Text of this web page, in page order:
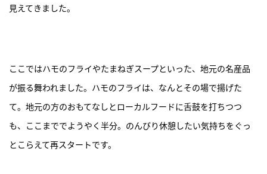
見えてきました。
ここではハモのフライやたまねぎスープといった、地元の名産品
が振る舞われました。ハモのフライは、なんとその場で揚げた
て。地元の方のおもてなしとローカルフードに舌鼓を打ちつつ
も、ここまででようやく半分。のんびり休憩したい気持ちをぐっ
とこらえて再スタートです。